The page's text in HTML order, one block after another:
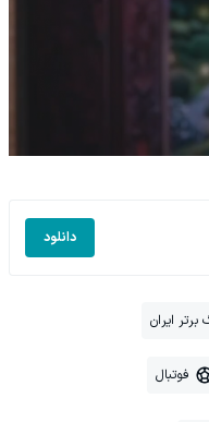
دانلود
برتر ایران
فوتبال